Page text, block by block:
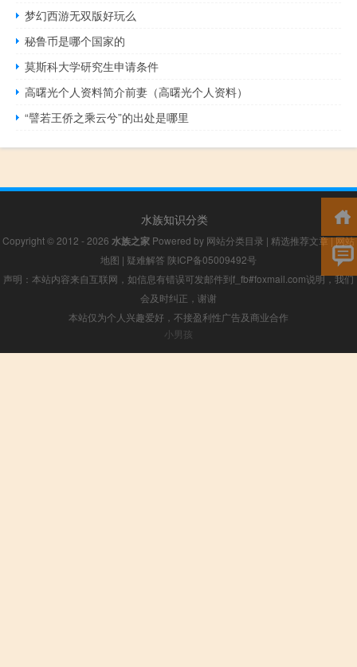
梦幻西游无双版好玩么
秘鲁币是哪个国家的
莫斯科大学研究生申请条件
高曙光个人资料简介前妻（高曙光个人资料）
“譬若王侨之乘云兮”的出处是哪里
水族知识分类
Copyright © 2012 - 2026 水族之家 Powered by 网站分类目录 | 精选推荐文章|网站
地图 | 疑难解答 陕ICP备05009492号
声明：本站内容来自互联网，如信息有错误可发邮件到f_fb#foxmail.com说明，我们
会及时纠正，谢谢
本站仅为个人兴趣爱好，不接盈利性广告及商业合作
小男孩